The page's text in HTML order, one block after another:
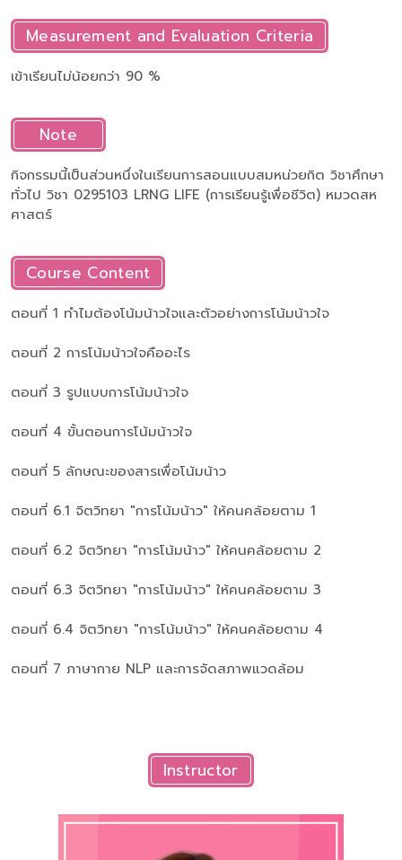
Measurement and Evaluation Criteria
เข้าเรียนไม่น้อยกว่า 90 %
Note
กิจกรรมนี้เป็นส่วนหนึ่งในเรียนการสอนแบบสมหน่วยกิต วิชาศึกษา
ทั่วไป วิชา 0295103 LRNG LIFE (การเรียนรู้เพื่อชีวิต) หมวดสห
ศาสตร์
Course Content
ตอนที่ 1 ทำไมต้องโน้มน้าวใจและตัวอย่างการโน้มน้าวใจ
ตอนที่ 2 การโน้มน้าวใจคืออะไร
ตอนที่ 3 รูปแบบการโน้มน้าวใจ
ตอนที่ 4 ขั้นตอนการโน้มน้าวใจ
ตอนที่ 5 ลักษณะของสารเพื่อโน้มน้าว
ตอนที่ 6.1 จิตวิทยา "การโน้มน้าว" ให้คนคล้อยตาม 1
ตอนที่ 6.2 จิตวิทยา "การโน้มน้าว" ให้คนคล้อยตาม 2
ตอนที่ 6.3 จิตวิทยา "การโน้มน้าว" ให้คนคล้อยตาม 3
ตอนที่ 6.4 จิตวิทยา "การโน้มน้าว" ให้คนคล้อยตาม 4
ตอนที่ 7 ภาษากาย NLP และการจัดสภาพแวดล้อม
Instructor